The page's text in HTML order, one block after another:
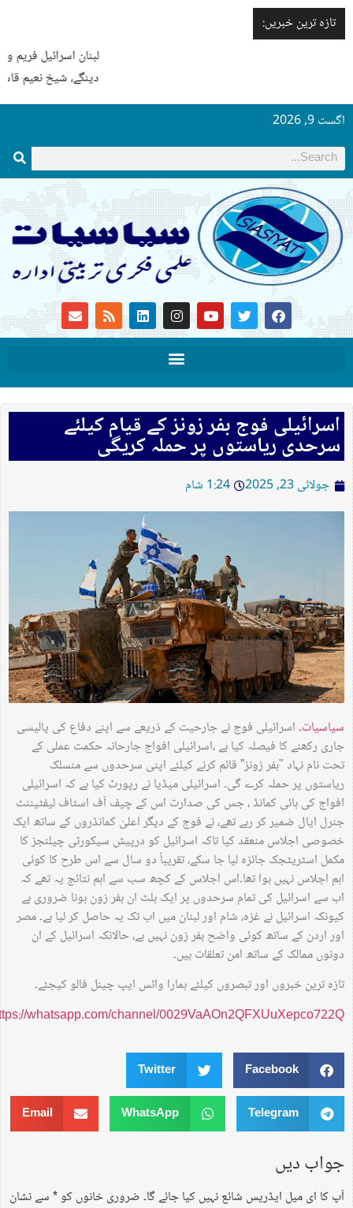
تازہ ترین خبریں:
لبنان اسرائیل فریم ورک معاہدے کی ایک شق بھی نافذ نہیں ہونے
اگست 9, 2026
اسرائیلی فوج بفر زونز کے قیام کیلئے
سرحدی ریاستوں پر حملہ کریگی
جولائی 23, 2025 1:24 شام
سیاسیات۔اسرائیلی فوج نے جارحیت کے ذریعے سے اپنے دفاع کی پالیسی
جاری رکھنے کا فیصلہ کیا ہے ،اسرائیلی افواج جارحانہ حکمت عملی کے
تحت نام نہاد "بفر زونز” قائم کرنے کیلئے اپنی سرحدوں سے منسلک
ریاستوں پر حملہ کرے گی۔ اسرائیلی میڈیا نے رپورٹ کیا ہے کہ اسرائیلی
افواج کی ہائی کمانڈ ، جس کی صدارت اس کے چیف آف اسٹاف لیفٹیننٹ
جنرل ایال ضمیر کر رہے تھے، نے فوج کے دیگر اعلیٰ کمانڈروں کے ساتھ ایک
خصوصی اجلاس منعقد کیا تاکہ اسرائیل کو درپیش سیکورٹی چیلنجز کا
مکمل اسٹریٹجک جائزہ لیا جا سکے، تقریباً دو سال سے اس طرح کا کوئی
اہم اجلاس نہیں ہوا تھا۔اس اجلاس کے کچھ سب سے اہم نتائج یہ تھے کہ
اب سے اسرائیل کی تمام سرحدوں پر ایک بلٹ ان بفر زون ہونا ضروری ہے
کیونکہ اسرائیل نے غزہ، شام اور لبنان میں اب تک یہ حاصل کر لیا ہے۔ مصر
اور اردن کے ساتھ کوئی واضح بفر زون نہیں ہے، حالانکہ اسرائیل کے ان
دونوں ممالک کے ساتھ امن تعلقات ہیں۔
تازہ ترین خبروں اور تبصروں کیلئے ہمارا واٹس ایپ چینل فالو کیجئے۔
https://whatsapp.com/channel/0029VaAOn2QFXUuXepco722Q
Facebook
Twitter
Telegram
WhatsApp
Email
جواب دیں
آپ کا ای میل ایڈریس شائع نہیں کیا جائے گا۔ضروری خانوں کو*سے نشان